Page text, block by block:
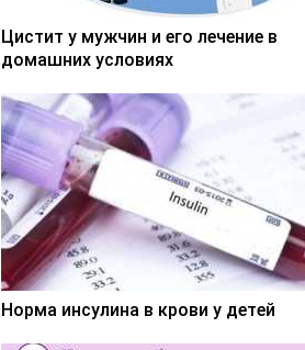
Цистит у мужчин и его лечение в
домашних условиях
Норма инсулина в крови у детей